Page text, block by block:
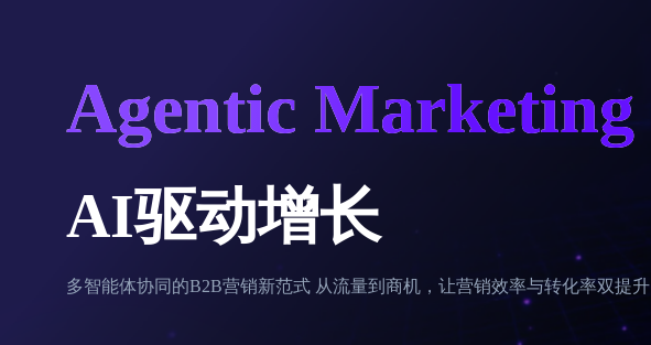
Agentic Marketing
AI驱动增长
多智能体协同的B2B营销新范式 从流量到商机，让营销效率与转化率双提升